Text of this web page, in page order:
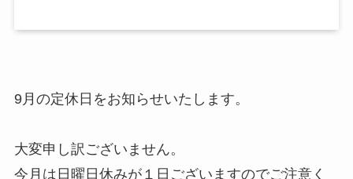
9月の定休日をお知らせいたします。
大変申し訳ございません。
今月は日曜日休みが１日ございますのでご注意く